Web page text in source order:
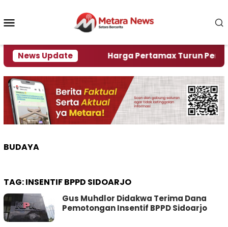
konten
News Update
Krisi Air Harga Pertamax Turun Per Hari
BUDAYA
TAG:INSENTIF BPPD SIDOARJO
Gus Muhdlor Didakwa Terima Dana
Pemotongan Insentif BPPD Sidoarjo